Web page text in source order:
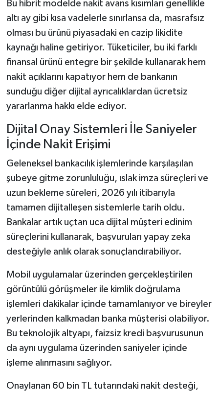
Bu hibrit modelde nakit avans kısımları genellikle
altı ay gibi kısa vadelerle sınırlansa da, masrafsız
olması bu ürünü piyasadaki en cazip likidite
kaynağı haline getiriyor. Tüketiciler, bu iki farklı
finansal ürünü entegre bir şekilde kullanarak hem
nakit açıklarını kapatıyor hem de bankanın
sunduğu diğer dijital ayrıcalıklardan ücretsiz
yararlanma hakkı elde ediyor.
Dijital Onay Sistemleri İle Saniyeler
İçinde Nakit Erişimi
Geleneksel bankacılık işlemlerinde karşılaşılan
şubeye gitme zorunluluğu, ıslak imza süreçleri ve
uzun bekleme süreleri, 2026 yılı itibarıyla
tamamen dijitalleşen sistemlerle tarih oldu.
Bankalar artık uçtan uca dijital müşteri edinim
süreçlerini kullanarak, başvuruları yapay zeka
desteğiyle anlık olarak sonuçlandırabiliyor.
Mobil uygulamalar üzerinden gerçekleştirilen
görüntülü görüşmeler ile kimlik doğrulama
işlemleri dakikalar içinde tamamlanıyor ve bireyler
yerlerinden kalkmadan banka müşterisi olabiliyor.
Bu teknolojik altyapı, faizsiz kredi başvurusunun
da aynı uygulama üzerinden saniyeler içinde
işleme alınmasını sağlıyor.
Onaylanan 60 bin TL tutarındaki nakit desteği,